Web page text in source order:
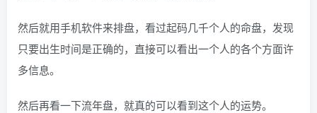
然后就用手机软件来排盘，看过起码几千个人的命盘，发现
只要出生时间是正确的，直接可以看出一个人的各个方面许
多信息。
然后再看一下流年盘，就真的可以看到这个人的运势。